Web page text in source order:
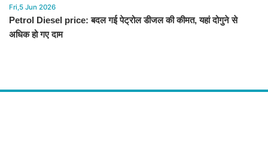
Fri,5 Jun 2026
Petrol Diesel price: बदल गई पेट्रोल डीजल की कीमत, यहां दोगुने से
अधिक हो गए दाम